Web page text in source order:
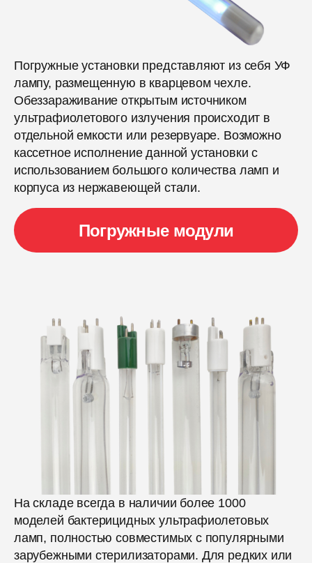
Погружные установки представляют из себя УФ
лампу, размещенную в кварцевом чехле.
Обеззараживание открытым источником
ультрафиолетового излучения происходит в
отдельной емкости или резервуаре. Возможно
кассетное исполнение данной установки с
использованием большого количества ламп и
корпуса из нержавеющей стали.
Погружные модули
На складе всегда в наличии более 1000
моделей бактерицидных ультрафиолетовых
ламп, полностью совместимых с популярными
зарубежными стерилизаторами. Для редких или